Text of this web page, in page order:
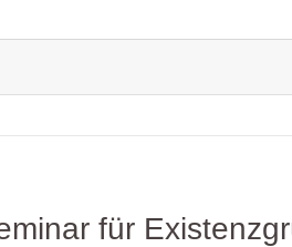
für